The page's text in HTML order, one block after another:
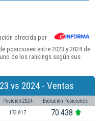
ofrecida por
posiciones entre 2023 y 2024 de
de los rankings según sus
vs 2024 - Ventas
Posición 2024 Evolución Posiciones
173.817 70.438